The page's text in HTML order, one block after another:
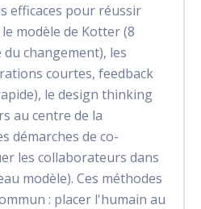
efficaces pour réussir
modèle de Kotter (8
changement), les
courtes, feedback
le design thinking
au centre de la
démarches de co-
les collaborateurs dans
modèle). Ces méthodes
: placer l'humain au